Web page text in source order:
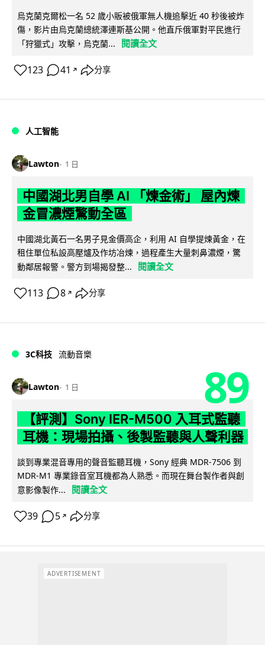
烏克蘭克爾松一名 52 歲小販被俄軍無人機追擊近 40 秒後被炸
傷，影片由烏克蘭總統澤連斯基公開。他直斥俄軍對平民進行
「狩獵式」攻擊，烏克蘭...
閱讀全文
123 41 ↗ 分享
人工智能
Lawton 1 日
中國湖北男自學 AI 「煉金術」 屋內煉
金冒濃煙驚動全區
中國湖北黃石一名男子見金價高企，利用 AI 自學提煉黃金，在
租住單位私設高壓爐及作坊冶煉，過程產生大量刺鼻濃煙，驚
動鄰居報警。警方到場揭發整...
閱讀全文
113 8 ↗ 分享
3C科技 流動音樂
Lawton 1 日 89
【評測】Sony IER-M500 入耳式監聽
耳機：現場拍攝、後製監聽與人聲利器
談到專業混音專用的聲音監聽耳機，Sony 經典 MDR-7506 到
MDR-M1 專業錄音室耳機都為人熟悉。而現在舞台製作者與創
意影像製作...
閱讀全文
39 5 ↗ 分享
ADVERTISEMENT